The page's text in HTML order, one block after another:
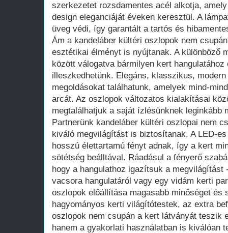
szerkezetet rozsdamentes acél alkotja,
design eleganciáját éveken keresztül. A
üveg védi, így garantált a tartós és
Ám a kandeláber kültéri oszlopok nem
esztétikai élményt is nyújtanak. A különböző
között válogatva bármilyen kert
illeszkedhetünk. Elegáns, klasszikus,
megoldásokat találhatunk, amelyek mind-
arcát. Az oszlopok változatos kialakításai
megtalálhatjuk a saját ízlésünknek leginkább
Partnerünk kandeláber kültéri oszlopai nem
kiváló megvilágítást is biztosítanak. A LED-
hosszú élettartamú fényt adnak, így a kert
sötétség beálltával. Ráadásul a fényerő
hogy a hangulathoz igazítsuk a
vacsora hangulatáról vagy egy vidám kerti
oszlopok előállítása magasabb minőséget és
hagyományos kerti világítótestek, az extra
oszlopok nem csupán a kert látványát teszik
hanem a gyakorlati használatban is kiválóan